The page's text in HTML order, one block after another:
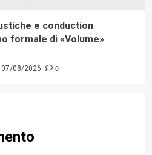
e conduction
formale di «Volume»
07/08/2026 0